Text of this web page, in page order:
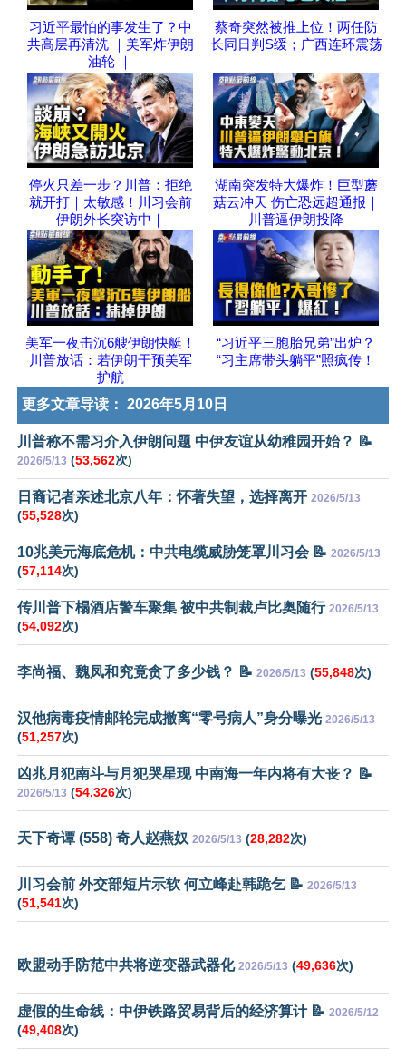
习近平最怕的事发生了？中
共高层再清洗 ｜美军炸伊朗
油轮 ｜
蔡奇突然被推上位！两任防
长同日判S缓；广西连环震荡
停火只差一步？川普：拒绝
就开打｜太敏感！川习会前
伊朗外长突访中｜
湖南突发特大爆炸！巨型蘑
菇云冲天 伤亡恐远超通报｜
川普逼伊朗投降
美军一夜击沉6艘伊朗快艇！
川普放话：若伊朗干预美军
护航
“习近平三胞胎兄弟”出炉？
“习主席带头躺平”照疯传！
更多文章导读： 2026年5月10日
川普称不需习介入伊朗问题 中伊友谊从幼稚园开始？ 📝
2026/5/13 (53,562次)
日裔记者亲述北京八年：怀著失望，选择离开 2026/5/13
(55,528次)
10兆美元海底危机：中共电缆威胁笼罩川习会 📝 2026/5/13
(57,114次)
传川普下榻酒店警车聚集 被中共制裁卢比奥随行 2026/5/13
(54,092次)
李尚福、魏凤和究竟贪了多少钱？ 📝 2026/5/13 (55,848次)
汉他病毒疫情邮轮完成撤离“零号病人”身分曝光 2026/5/13
(51,257次)
凶兆月犯南斗与月犯哭星现 中南海一年内将有大丧？ 📝
2026/5/13 (54,326次)
天下奇谭 (558) 奇人赵燕奴 2026/5/13 (28,282次)
川习会前 外交部短片示软 何立峰赴韩跪乞 📝 2026/5/13
(51,541次)
欧盟动手防范中共将逆变器武器化 2026/5/13 (49,636次)
虚假的生命线：中伊铁路贸易背后的经济算计 📝 2026/5/12
(49,408次)